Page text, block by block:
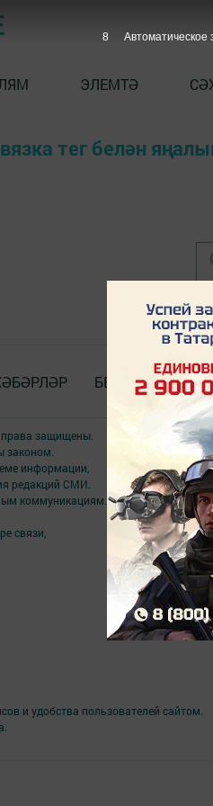
ЭЛЕМТӘ
тег белән
защищены.
информации,
редакций СМИ.
коммуникациям.
связи,
и удобства пользователей сайтом.
7 Автоматическое